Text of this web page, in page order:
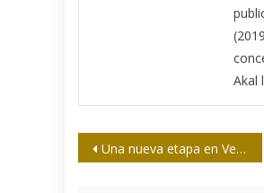
Akal
Navegación
Una nueva etapa en Venezuela